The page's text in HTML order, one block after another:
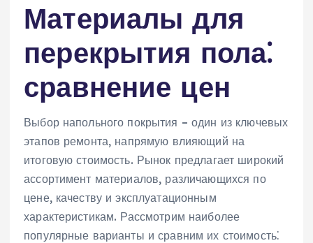
Материалы для
перекрытия пола⁚
сравнение цен
Выбор напольного покрытия – один из ключевых
этапов ремонта‚ напрямую влияющий на
итоговую стоимость. Рынок предлагает широкий
ассортимент материалов‚ различающихся по
цене‚ качеству и эксплуатационным
характеристикам. Рассмотрим наиболее
популярные варианты и сравним их стоимость⁚